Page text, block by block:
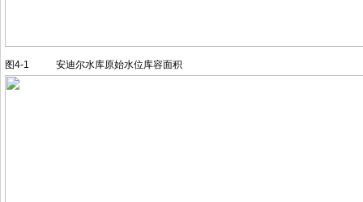
图4-1 安迪尔水库原始水位库容面积